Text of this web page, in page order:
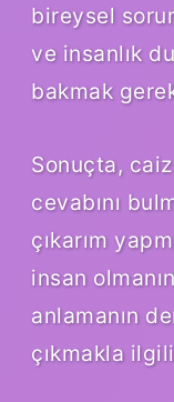
bireysel
ve insanlık
bakmak
Sonuçta,
cevabını
çıkarım
insan
anlamanın
çıkmakla